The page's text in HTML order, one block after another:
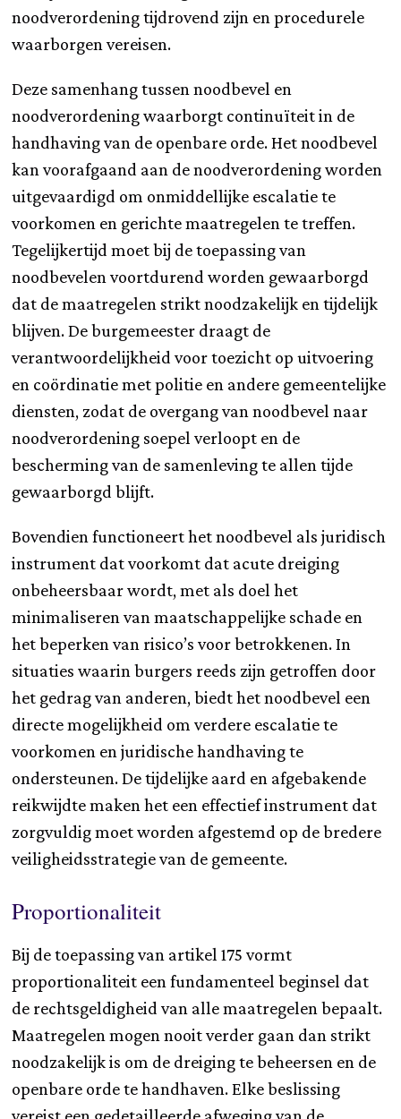
noodverordening tijdrovend zijn en procedurele
waarborgen vereisen.
Deze samenhang tussen noodbevel en
noodverordening waarborgt continuïteit in de
handhaving van de openbare orde. Het noodbevel
kan voorafgaand aan de noodverordening worden
uitgevaardigd om onmiddellijke escalatie te
voorkomen en gerichte maatregelen te treffen.
Tegelijkertijd moet bij de toepassing van
noodbevelen voortdurend worden gewaarborgd
dat de maatregelen strikt noodzakelijk en tijdelijk
blijven. De burgemeester draagt de
verantwoordelijkheid voor toezicht op uitvoering
en coördinatie met politie en andere gemeentelijke
diensten, zodat de overgang van noodbevel naar
noodverordening soepel verloopt en de
bescherming van de samenleving te allen tijde
gewaarborgd blijft.
Bovendien functioneert het noodbevel als juridisch
instrument dat voorkomt dat acute dreiging
onbeheersbaar wordt, met als doel het
minimaliseren van maatschappelijke schade en
het beperken van risico’s voor betrokkenen. In
situaties waarin burgers reeds zijn getroffen door
het gedrag van anderen, biedt het noodbevel een
directe mogelijkheid om verdere escalatie te
voorkomen en juridische handhaving te
ondersteunen. De tijdelijke aard en afgebakende
reikwijdte maken het een effectief instrument dat
zorgvuldig moet worden afgestemd op de bredere
veiligheidsstrategie van de gemeente.
Proportionaliteit
Bij de toepassing van artikel 175 vormt
proportionaliteit een fundamenteel beginsel dat
de rechtsgeldigheid van alle maatregelen bepaalt.
Maatregelen mogen nooit verder gaan dan strikt
noodzakelijk is om de dreiging te beheersen en de
openbare orde te handhaven. Elke beslissing